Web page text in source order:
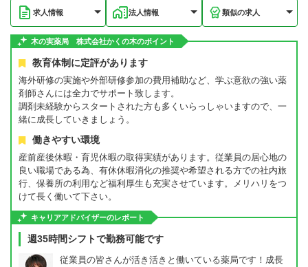
求人情報 法人情報 類似の求人
木の実薬局 株式会社かくの木のポイント
教育体制に定評があります
海外研修の実施や外部研修参加の費用補助など、学ぶ意欲の強い薬
剤師さんには全力でサポート致します。
調剤未経験からスタートされた方も多くいらっしゃいますので、一
緒に成長していきましょう。
働きやすい環境
産前産後休暇・育児休暇の取得実績があります。従業員の居心地の
良い職場である為、有休休暇消化の推奨や希望される方での社内旅
行、保養所の利用など福利厚生も充実させています。メリハリをつ
けて長く働いて下さい。
キャリアアドバイザーのレポート
週35時間シフトで勤務可能です
従業員の皆さんが活き活きと働いている薬局です！成長